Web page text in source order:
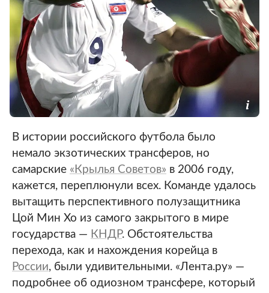
В истории российского футбола было
немало экзотических трансферов, но
самарские «Крылья Советов» в 2006 году,
кажется, переплюнули всех. Команде удалось
вытащить перспективного полузащитника
Цой Мин Хо из самого закрытого в мире
государства — КНДР. Обстоятельства
перехода, как и нахождения корейца в
России, были удивительными. «Лента.ру» —
подробнее об одиозном трансфере, который